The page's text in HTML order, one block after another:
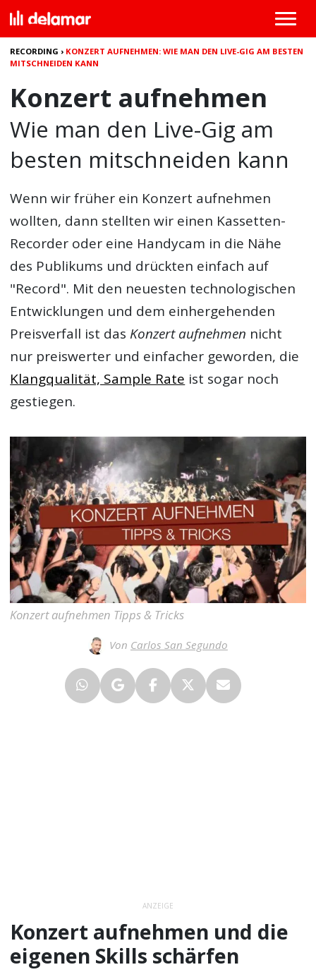
RECORDING › KONZERT AUFNEHMEN: WIE MAN DEN LIVE-GIG AM BESTEN
MITSCHNEIDEN KANN
Konzert aufnehmen
Wie man den Live-Gig am
besten mitschneiden kann
Wenn wir früher ein Konzert aufnehmen
wollten, dann stellten wir einen Kassetten-
Recorder oder eine Handycam in die Nähe
des Publikums und drückten einfach auf
"Record". Mit den neuesten technologischen
Entwicklungen und dem einhergehenden
Preisverfall ist das Konzert aufnehmen nicht
nur preiswerter und einfacher geworden, die
Klangqualität, Sample Rate ist sogar noch
gestiegen.
Konzert aufnehmen Tipps & Tricks
Von Carlos San Segundo
ANZEIGE
Konzert aufnehmen und die
eigenen Skills schärfen